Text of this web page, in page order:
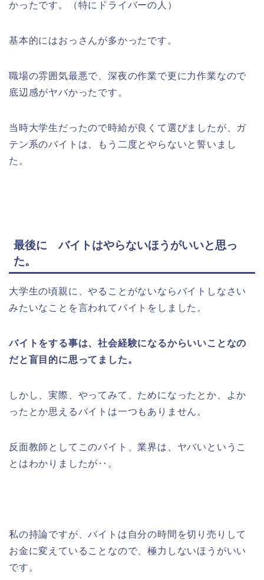
かったです。（特にドライバーの人）
基本的にはおっさんが多かったです。
職場の雰囲気最悪で、深夜の作業で更に力作業なので
底辺感がヤバかったです。
当時大学生だったので時給が良くて選びましたが、ガ
テン系のバイトは、もう二度とやらないと誓いまし
た。
最後に バイトはやらないほうがいいと思っ
た。
大学生の頃親に、やることがないならバイトしなさい
みたいなことを言われてバイトをしました。
バイトをする事は、社会経験になるからいいことなの
だと盲目的に思ってました。
しかし、実際、やってみて、ためになったとか、よか
ったとか思えるバイトは一つもありません。
反面教師としてこのバイト、業界は、ヤバいというこ
とはわかりましたが‥。
私の持論ですが、バイトは自分の時間を切り売りして
お金に変えていることなので、極力しないほうがいい
です。